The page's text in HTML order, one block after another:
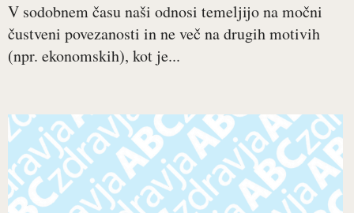
V sodobnem času naši odnosi temeljijo na močni
čustveni povezanosti in ne več na drugih motivih
(npr. ekonomskih), kot je...